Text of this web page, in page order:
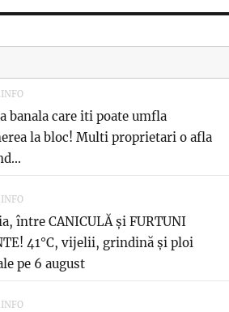
banala care iti poate umfla
la bloc! Multi proprietari o afla
între CANICULĂ și FURTUNI
41°C, vijelii, grindină și ploi
pe 6 august